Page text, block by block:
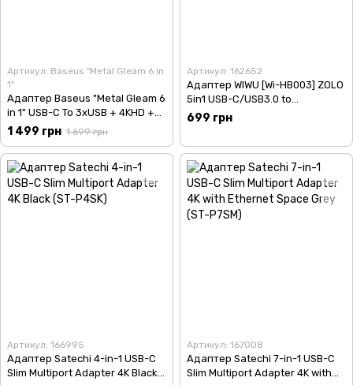
Артикул: Baseus "Metal Gleam 6 in
1"
Адаптер Baseus "Metal Gleam 6
in 1" USB-C To 3xUSB + 4KHD +
RJ45 + USB-C (Grey)
1 499 грн 1 699 грн
Артикул: 162652
Адаптер WIWU [Wi-HB003] ZOLO
5in1 USB-C/USB3.0 to
2xUSB2.0+USB3.0+SD/MicroSD
699 грн
Артикул: 166995
Адаптер Satechi 4-in-1 USB-C
Slim Multiport Adapter 4K Black
Артикул: 167008
Адаптер Satechi 7-in-1 USB-C
Slim Multiport Adapter 4K with